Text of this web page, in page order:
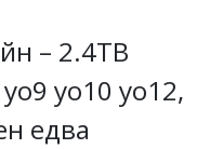
– 2.4TB
yo10 yo12,
едва